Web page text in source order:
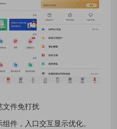
文件免打扰
件，入口交互显示优化。